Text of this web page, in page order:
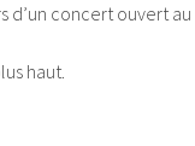
d’un concert ouvert au
haut.